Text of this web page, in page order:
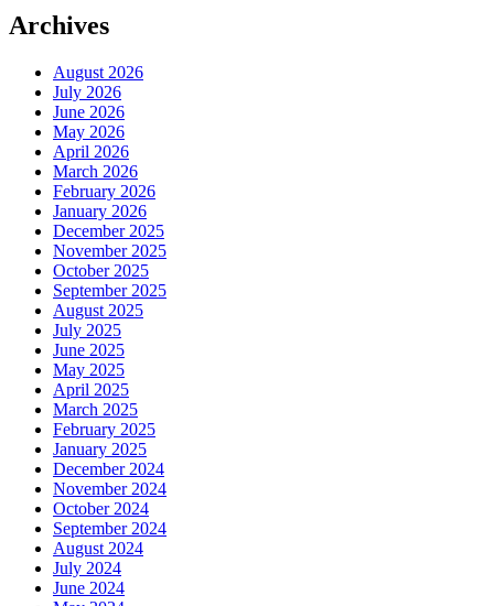
Archives
August 2026
July 2026
June 2026
May 2026
April 2026
March 2026
February 2026
January 2026
December 2025
November 2025
October 2025
September 2025
August 2025
July 2025
June 2025
May 2025
April 2025
March 2025
February 2025
January 2025
December 2024
November 2024
October 2024
September 2024
August 2024
July 2024
June 2024